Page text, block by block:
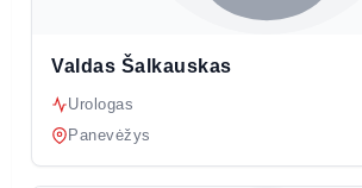
Valdas Šalkauskas
Urologas
Panevėžys